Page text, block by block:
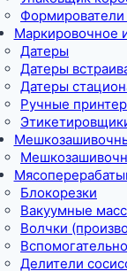
Формирователи
Маркировочное
Датеры
Датеры
Датеры
Ручные
Блокорезки
Вакуумные
Волчки
Делители